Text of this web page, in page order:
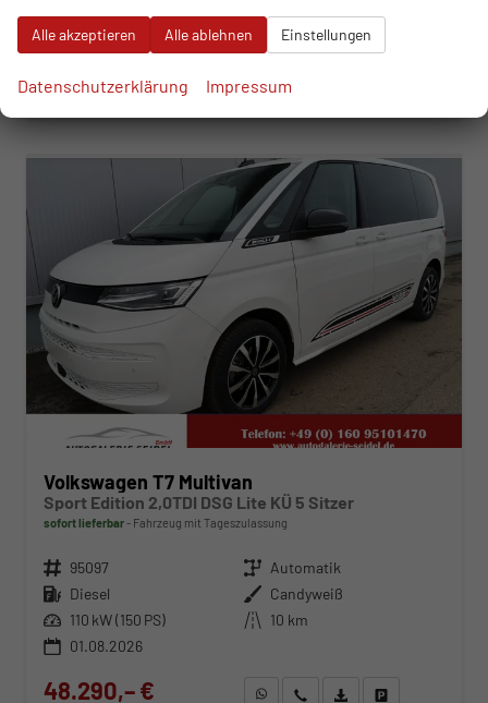
Verbrauch kombiniert:6,70 l/100km
CO2-Emissionen:175,00 g/km
Volkswagen T7 Multivan
Sport Edition 2,0TDI DSG Lite KÜ 5 Sitzer
sofort lieferbar Fahrzeug mit Tageszulassung
Fahrzeugnr. 95097 Getriebe Automatik
Kraftstoff Diesel Außenfarbe Candyweiß
Leistung 110 kW (150 PS) Kilometerstand 10 km
01.08.2026
48.290,– € WhatsApp anfragen
Wir rufen Sie anFahrzeugexposé (PDF)
Alle akzeptieren Alle ablehnen Einstellungen
Datenschutzerklärung Impressum